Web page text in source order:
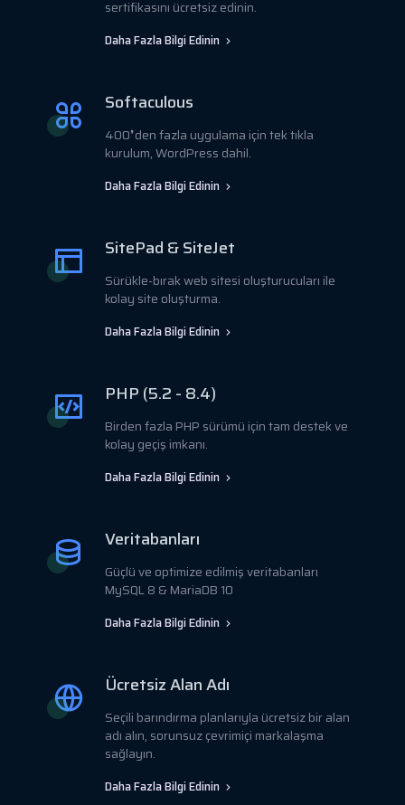
sertifikasını ücretsiz edinin.
Daha Fazla Bilgi Edinin
Softaculous
400❜den fazla uygulama için tek tıkla
kurulum, WordPress dahil.
Daha Fazla Bilgi Edinin
SitePad & SiteJet
Sürükle-bırak web sitesi oluşturucuları ile
kolay site oluşturma.
Daha Fazla Bilgi Edinin
PHP (5.2 - 8.4)
Birden fazla PHP sürümü için tam destek ve
kolay geçiş imkanı.
Daha Fazla Bilgi Edinin
Veritabanları
Güçlü ve optimize edilmiş veritabanları
MySQL 8 & MariaDB 10
Daha Fazla Bilgi Edinin
Ücretsiz Alan Adı
Seçili barındırma planlarıyla ücretsiz bir alan
adı alın, sorunsuz çevrimiçi markalaşma
sağlayın.
Daha Fazla Bilgi Edinin